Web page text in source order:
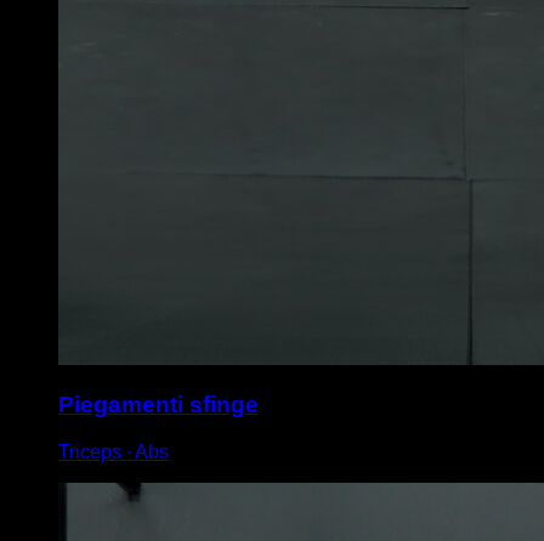
Piegamenti sfinge
Triceps ∙ Abs